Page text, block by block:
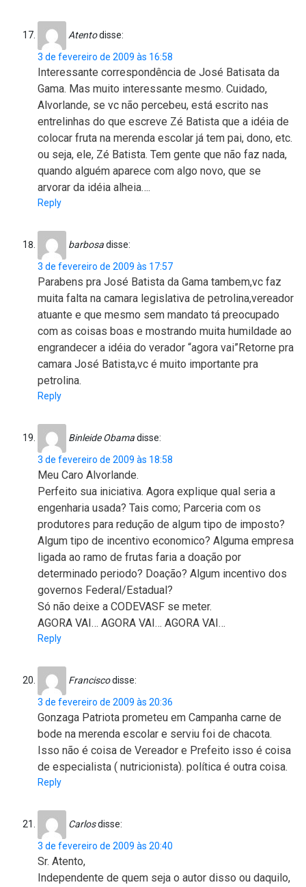
Atentodisse:
3 de fevereiro de 2009 às 16:58
Interessante correspondência de José Batisata da
Gama. Mas muito interessante mesmo. Cuidado,
Alvorlande, se vc não percebeu, está escrito nas
entrelinhas do que escreve Zé Batista que a idéia de
colocar fruta na merenda escolar já tem pai, dono, etc.
ou seja, ele, Zé Batista. Tem gente que não faz nada,
quando alguém aparece com algo novo, que se
arvorar da idéia alheia….
Reply
barbosadisse:
3 de fevereiro de 2009 às 17:57
Parabens pra José Batista da Gama tambem,vc faz
muita falta na camara legislativa de petrolina,vereador
atuante e que mesmo sem mandato tá preocupado
com as coisas boas e mostrando muita humildade ao
engrandecer a idéia do verador “agora vai”Retorne pra
camara José Batista,vc é muito importante pra
petrolina.
Reply
Binleide Obamadisse:
3 de fevereiro de 2009 às 18:58
Meu Caro Alvorlande.
Perfeito sua iniciativa. Agora explique qual seria a
engenharia usada? Tais como; Parceria com os
produtores para redução de algum tipo de imposto?
Algum tipo de incentivo economico? Alguma empresa
ligada ao ramo de frutas faria a doação por
determinado periodo? Doação? Algum incentivo dos
governos Federal/Estadual?
Só não deixe a CODEVASF se meter.
AGORA VAI… AGORA VAI… AGORA VAI…
Reply
Franciscodisse:
3 de fevereiro de 2009 às 20:36
Gonzaga Patriota prometeu em Campanha carne de
bode na merenda escolar e serviu foi de chacota.
Isso não é coisa de Vereador e Prefeito isso é coisa
de especialista ( nutricionista). política é outra coisa.
Reply
Carlosdisse:
3 de fevereiro de 2009 às 20:40
Sr. Atento,
Independente de quem seja o autor disso ou daquilo,